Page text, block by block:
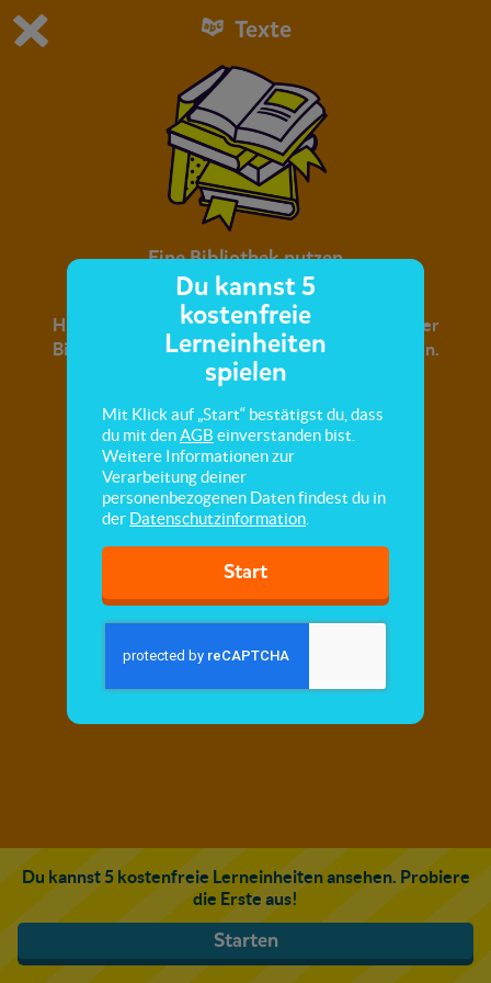
Du spielst die kostenfreie Testversion von scoyo.
Jetzt bestellen
0 1
Texte
Eine Bibliothek nutzen
Hier lernst du, nach Büchern und Autoren in einer
Bibliothek zu suchen und Kataloge zu verwenden.
Du kannst 5 kostenfreie Lerneinheiten ansehen. Probiere
die Erste aus!
Starten
Du kannst 5
kostenfreie
Lerneinheiten
spielen
Mit Klick auf „Start“ bestätigst du, dass
du mit denAGB einverstanden bist.
Weitere Informationen zur
Verarbeitung deiner
personenbezogenen Daten findest du in
der Datenschutzinformation
Start